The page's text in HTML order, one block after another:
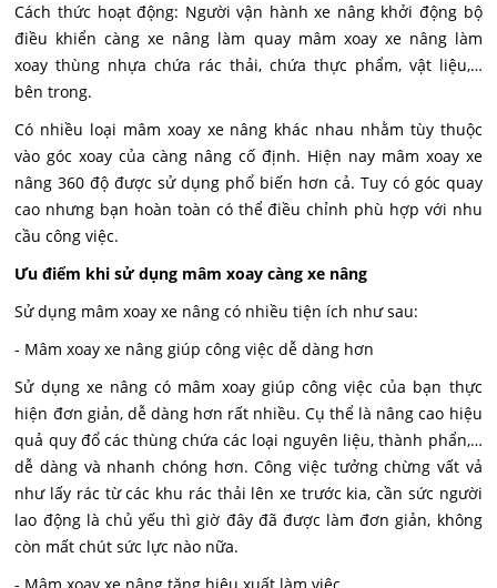
Cách thức hoạt động: Người vận hành xe nâng khởi động bộ
điều khiển càng xe nâng làm quay mâm xoay xe nâng làm
xoay thùng nhựa chứa rác thải, chứa thực phẩm, vật liệu,…
bên trong.
Có nhiều loại mâm xoay xe nâng khác nhau nhằm tùy thuộc
vào góc xoay của càng nâng cố định. Hiện nay mâm xoay xe
nâng 360 độ được sử dụng phổ biến hơn cả. Tuy có góc quay
cao nhưng bạn hoàn toàn có thể điều chỉnh phù hợp với nhu
cầu công việc.
Ưu điểm khi sử dụng mâm xoay càng xe nâng
Sử dụng mâm xoay xe nâng có nhiều tiện ích như sau:
- Mâm xoay xe nâng giúp công việc dễ dàng hơn
Sử dụng xe nâng có mâm xoay giúp công việc của bạn thực
hiện đơn giản, dễ dàng hơn rất nhiều. Cụ thể là nâng cao hiệu
quả quy đổ các thùng chứa các loại nguyên liệu, thành phẩn,…
dễ dàng và nhanh chóng hơn. Công việc tưởng chừng vất vả
như lấy rác từ các khu rác thải lên xe trước kia, cần sức người
lao động là chủ yếu thì giờ đây đã được làm đơn giản, không
còn mất chút sức lực nào nữa.